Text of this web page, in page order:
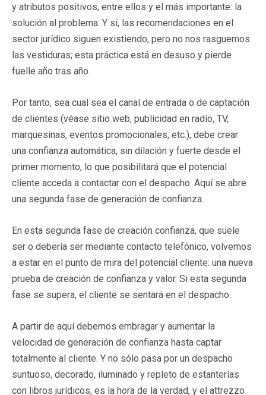
y atributos positivos, entre ellos y el más importante: la
solución al problema. Y sí, las recomendaciones en el
sector jurídico siguen existiendo, pero no nos rasguemos
las vestiduras; esta práctica está en desuso y pierde
fuelle año tras año.
Por tanto, sea cual sea el canal de entrada o de captación
de clientes (véase sitio web, publicidad en radio, TV,
marquesinas, eventos promocionales, etc.), debe crear
una confianza automática, sin dilación y fuerte desde el
primer momento, lo que posibilitará que el potencial
cliente acceda a contactar con el despacho. Aquí se abre
una segunda fase de generación de confianza.
En esta segunda fase de creación confianza, que suele
ser o debería ser mediante contacto telefónico, volvemos
a estar en el punto de mira del potencial cliente: una nueva
prueba de creación de confianza y valor. Si esta segunda
fase se supera, el cliente se sentará en el despacho.
A partir de aquí debemos embragar y aumentar la
velocidad de generación de confianza hasta captar
totalmente al cliente. Y no sólo pasa por un despacho
suntuoso, decorado, iluminado y repleto de estanterías
con libros jurídicos, es la hora de la verdad, y el attrezzo